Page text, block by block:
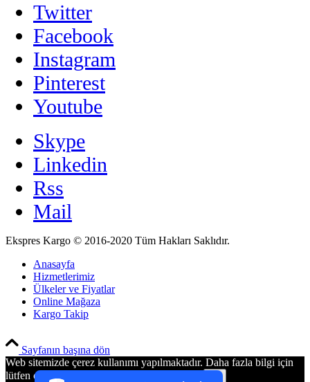
PCI-DSS Ödeme Güvenliği
7/24 Canlı Destek
Twitter
Facebook
Instagram
Pinterest
Youtube
Skype
Linkedin
Rss
Mail
Ekspres Kargo © 2016-2020 Tüm Hakları Saklıdır.
Anasayfa
Hizmetlerimiz
Ülkeler ve Fiyatlar
Online Mağaza
Kargo Takip
Sayfanın başına dön
Web sitemizde çerez kullanımı yapılmaktadır. Daha fazla bilgi için
lütfen çerez kullanım politikamızı inceleyiniz.